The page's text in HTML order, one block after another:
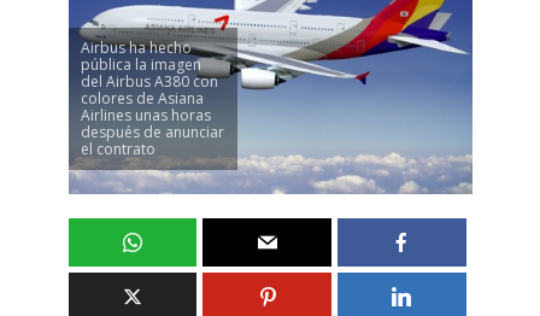
Airbus ha hecho
pública la imagen
del Airbus A380 con
colores de Asiana
Airlines unas horas
después de anunciar
el contrato